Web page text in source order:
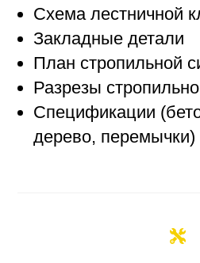
Схема лестничной
Закладные детали
План стропильной
Разрезы
Спецификации
дерево, перемычки)